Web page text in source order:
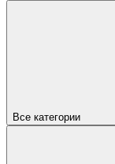
Все категории